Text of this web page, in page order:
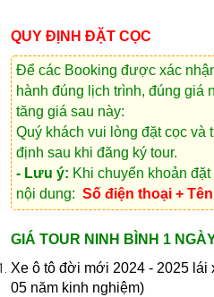
QUY ĐỊNH ĐẶT CỌC
Để các Booking được xác
hành đúng lịch trình, đúng giá
tăng giá sau này:
Quý khách vui lòng đặt cọc và
định sau khi đăng ký tour.
- Lưu ý: Khi chuyển khoản
nội dung: Số điện thoại +
GIÁ TOUR NINH BÌNH 1
Xe ô tô đời mới 2024 - 2025 lái
05 năm kinh nghiệm)